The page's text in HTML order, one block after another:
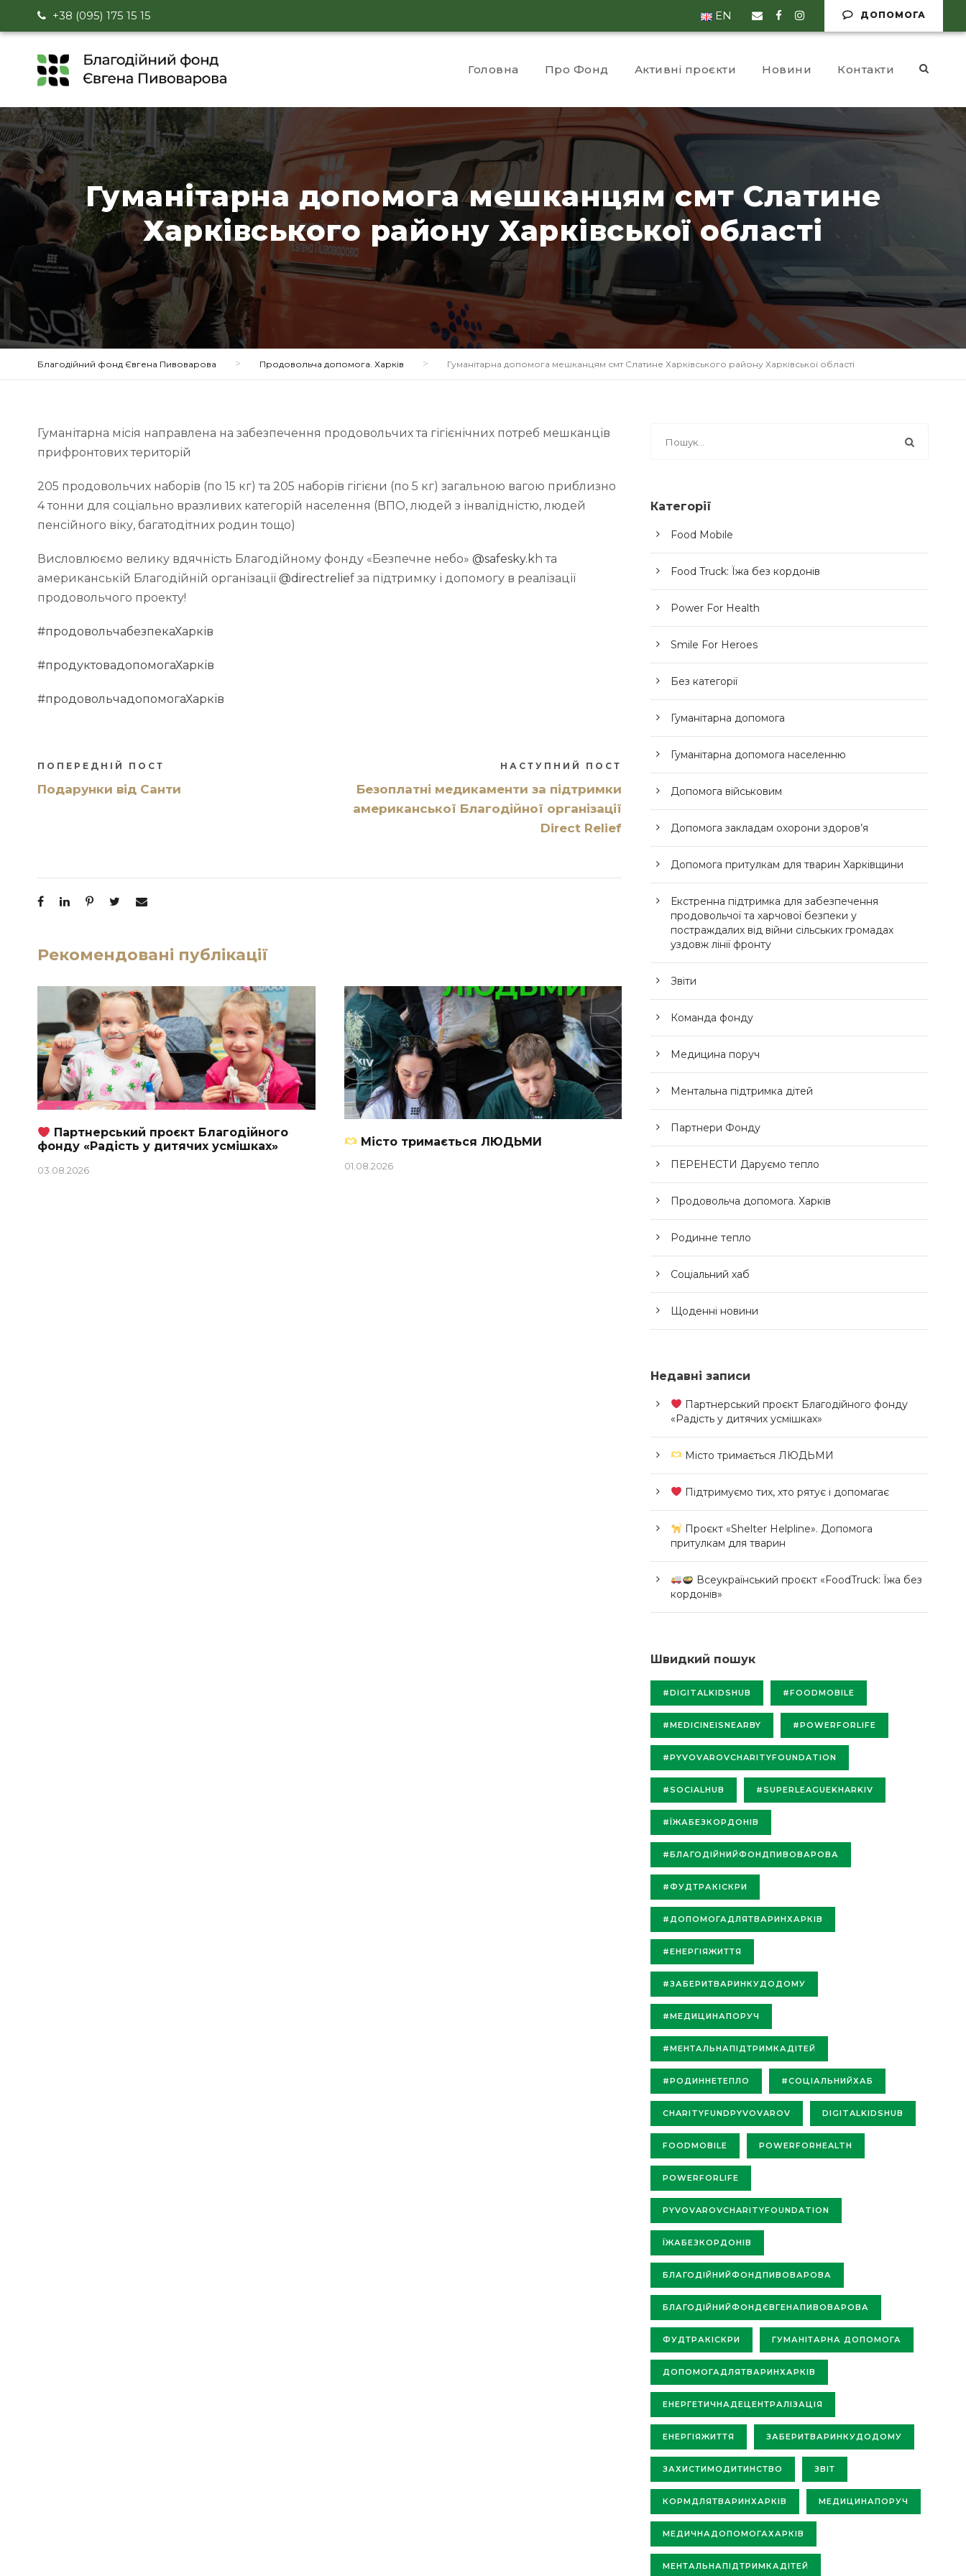
+38 (095) 175 15 15 ДОПОМОГА
EN
Головна Про Фонд Активні проєкти Новини Контакти
Гуманітарна допомога мешканцям смт Слатине
Харківського району Харківської області
Благодійний фонд Євгена Пивоварова > Продовольча допомога. Харків > Гуманітарна допомога мешканцям смт Слатине Харківського району Харківської області
Гуманітарна місія направлена на забезпечення продовольчих та гігієнічних потреб мешканців
прифронтових територій
205 продовольчих наборів (по 15 кг) та 205 наборів гігієни (по 5 кг) загальною вагою приблизно
4 тонни для соціально вразливих категорій населення (ВПО, людей з інвалідністю, людей
пенсійного віку, багатодітних родин тощо)
Висловлюємо велику вдячність Благодійному фонду «Безпечне небо» @safesky.kh та
американській Благодійній організації @directrelief за підтримку і допомогу в реалізації
продовольчого проекту!
#продовольчабезпекаХарків
#продуктовадопомогаХарків
#продовольчадопомогаХарків
ПОПЕРЕДНІЙ ПОСТ
Подарунки від Санти
НАСТУПНИЙ ПОСТ
Безоплатні медикаменти за підтримки
американської Благодійної організації
Direct Relief
Рекомендовані публікації
Партнерський проєкт Благодійного
фонду «Радість у дитячих усмішках»
03.08.2026
Місто тримається ЛЮДЬМИ
01.08.2026
Категорії
Food Mobile
Food Truck: Їжа без кордонів
Power For Health
Smile For Heroes
Без категорії
Гуманітарна допомога
Гуманітарна допомога населенню
Допомога військовим
Допомога закладам охорони здоров’я
Допомога притулкам для тварин Харківщини
Екстренна підтримка для забезпечення
продовольчої та харчової безпеки у
постраждалих від війни сільських громадах
уздовж лінії фронту
Звіти
Команда фонду
Медицина поруч
Ментальна підтримка дітей
Партнери Фонду
ПЕРЕНЕСТИ Даруємо тепло
Продовольча допомога. Харків
Родинне тепло
Соціальний хаб
Щоденні новини
Недавні записи
Партнерський проєкт Благодійного фонду
«Радість у дитячих усмішках»
Місто тримається ЛЮДЬМИ
Підтримуємо тих, хто рятує і допомагає
Проєкт «Shelter Helpline». Допомога
притулкам для тварин
Всеукраїнський проєкт «FoodTruck: Їжа без
кордонів»
Швидкий пошук
#DIGITALKIDSHUB #FOODMOBILE
#MEDICINEISNEARBY #POWERFORLIFE
#PYVOVAROVCHARITYFOUNDATION
#SOCIALHUB #SUPERLEAGUEKHARKIV
#ЇЖАБЕЗКОРДОНІВ
#БЛАГОДІЙНИЙФОНДПИВОВАРОВА
#ФУДТРАКІСКРИ
#ДОПОМОГАДЛЯТВАРИНХАРКІВ
#ЕНЕРГІЯЖИТТЯ
#ЗАБЕРИТВАРИНКУДОДОМУ
#МЕДИЦИНАПОРУЧ
#МЕНТАЛЬНАПІДТРИМКАДІТЕЙ
#РОДИННЕТЕПЛО #СОЦІАЛЬНИЙХАБ
CHARITYFUNDPYVOVAROV DIGITALKIDSHUB
FOODMOBILE POWERFORHEALTH
POWERFORLIFE
PYVOVAROVCHARITYFOUNDATION
ЇЖАБЕЗКОРДОНІВ
БЛАГОДІЙНИЙФОНДПИВОВАРОВА
БЛАГОДІЙНИЙФОНДЄВГЕНАПИВОВАРОВА
ФУДТРАКІСКРИ ГУМАНІТАРНА ДОПОМОГА
ДОПОМОГАДЛЯТВАРИНХАРКІВ
ЕНЕРГЕТИЧНАДЕЦЕНТРАЛІЗАЦІЯ
ЕНЕРГІЯЖИТТЯ ЗАБЕРИТВАРИНКУДОДОМУ
ЗАХИСТИМОДИТИНСТВО ЗВІТ
КОРМДЛЯТВАРИНХАРКІВ МЕДИЦИНАПОРУЧ
МЕДИЧНАДОПОМОГАХАРКІВ
МЕНТАЛЬНАПІДТРИМКАДІТЕЙ